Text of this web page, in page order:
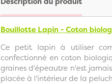
Bouillotte Lapin - Coton
Ce petit lapin à utiliser
confectionné en coton
graines d'épeautre n'est
placée à l'intérieur de la